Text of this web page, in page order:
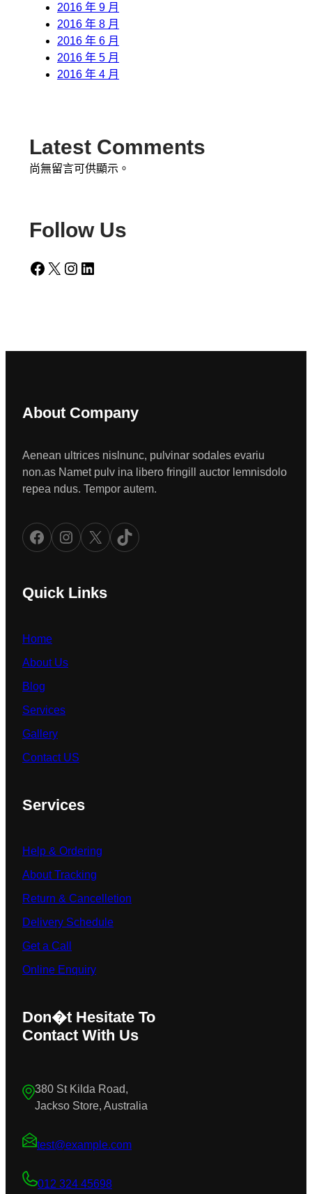
2016 年 9 月
2016 年 8 月
2016 年 6 月
2016 年 5 月
2016 年 4 月
Latest Comments
尚無留言可供顯示。
Follow Us
Facebook X Instagram LinkedIn
About Company
Aenean ultrices nislnunc, pulvinar sodales evariu
non.as Namet pulv ina libero fringill auctor lemnisdolo
repea ndus. Tempor autem.
Facebook Instagram X TikTok
Quick Links
Home
About Us
Blog
Services
Gallery
Contact US
Services
Help & Ordering
About Tracking
Return & Cancelletion
Delivery Schedule
Get a Call
Online Enquiry
Don�t Hesitate To
Contact With Us
380 St Kilda Road,
Jackso Store, Australia
test@example.com
012 324 45698